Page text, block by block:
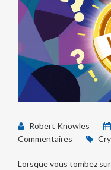
Robert Knowles
Commentaires
Lorsque vous tombez